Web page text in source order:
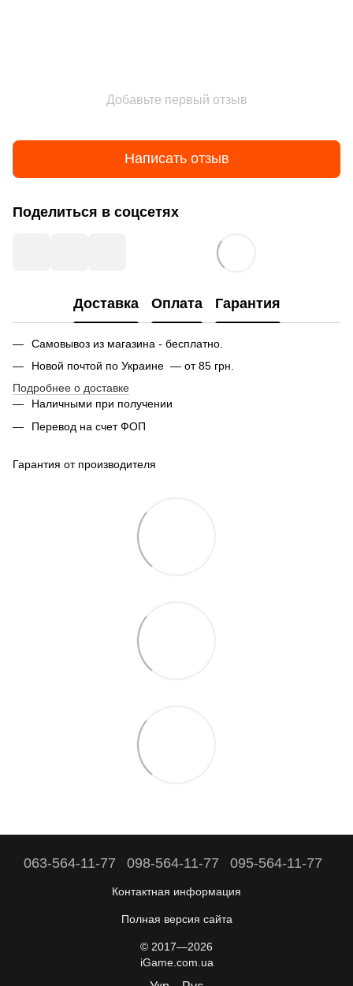
Добавьте первый отзыв
Написать отзыв
Поделиться в соцсетях
Доставка Оплата Гарантия
Самовывоз из магазина - бесплатно.
Новой почтой по Украине — от 85 грн.
Подробнее о доставке
Наличными при получении
Перевод на счет ФОП
Гарантия от производителя
063-564-11-77 098-564-11-77 095-564-11-77
Контактная информация
Полная версия сайта
© 2017—2026
iGame.com.ua